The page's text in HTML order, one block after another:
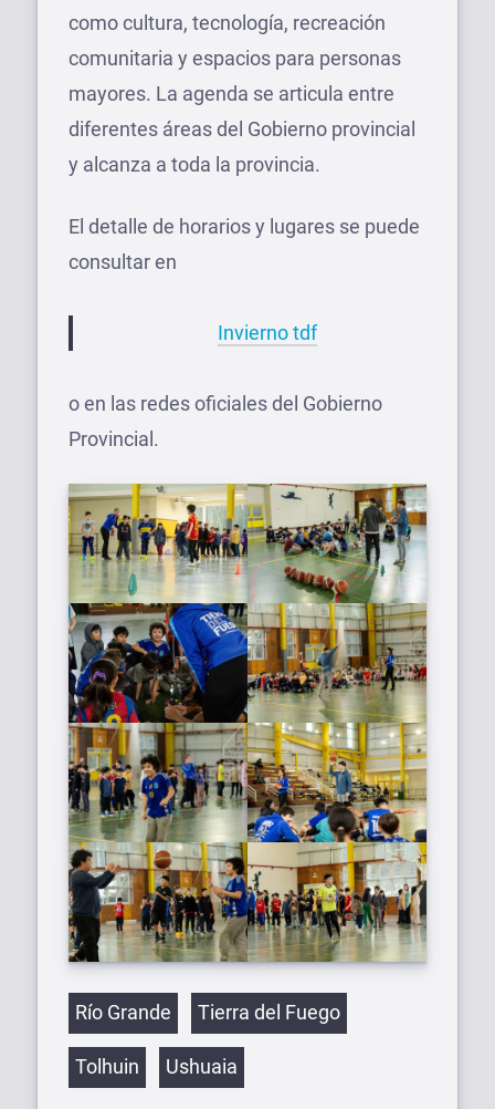
como cultura, tecnología, recreación
comunitaria y espacios para personas
mayores. La agenda se articula entre
diferentes áreas del Gobierno provincial
y alcanza a toda la provincia.
El detalle de horarios y lugares se puede
consultar en
Invierno tdf
o en las redes oficiales del Gobierno
Provincial.
Etiquetas
Río Grande Tierra del Fuego
Tolhuin Ushuaia